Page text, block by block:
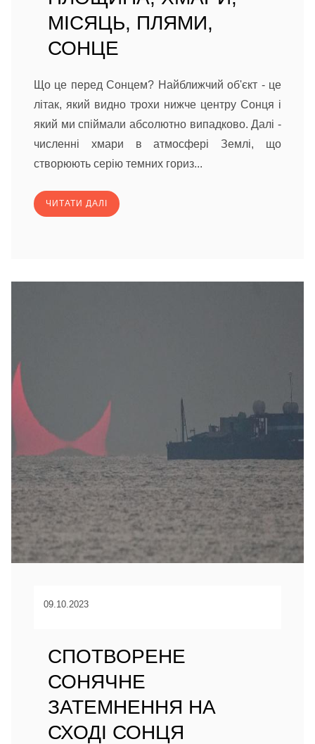
МІСЯЦЬ, ПЛЯМИ,
СОНЦЕ
Що це перед Сонцем? Найближчий об'єкт - це
літак, який видно трохи нижче центру Сонця і
який ми спіймали абсолютно випадково. Далі -
численні хмари в атмосфері Землі, що
створюють серію темних гориз...
ЧИТАТИ ДАЛІ
09.10.2023
СПОТВОРЕНЕ
СОНЯЧНЕ
ЗАТЕМНЕННЯ НА
СХОДІ СОНЦЯ